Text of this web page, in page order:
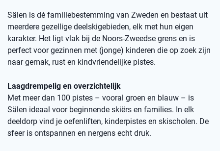
Sälen is dé familiebestemming van Zweden en bestaat uit
meerdere gezellige deelskigebieden, elk met hun eigen
karakter. Het ligt vlak bij de Noors-Zweedse grens en is
perfect voor gezinnen met (jonge) kinderen die op zoek zijn
naar gemak, rust en kindvriendelijke pistes.
Laagdrempelig en overzichtelijk
Met meer dan 100 pistes – vooral groen en blauw – is
Sälen ideaal voor beginnende skiërs en families. In elk
deeldorp vind je oefenliften, kinderpistes en skischolen. De
sfeer is ontspannen en nergens echt druk.